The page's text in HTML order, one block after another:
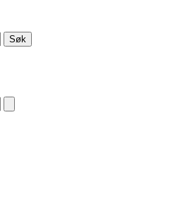
Søk